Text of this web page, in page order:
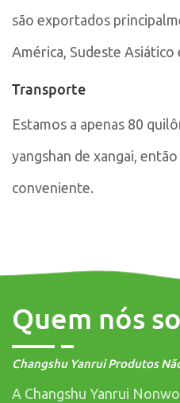
são exportados
América, Sudeste Asiático
Transporte
Estamos a apenas 80
yangshan de xangai,
conveniente.
Quem nós
Changshu Yanrui Produtos
A Changshu Yanrui